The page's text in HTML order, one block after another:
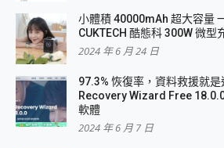
小體積 40000mAh 超大容量
CUKTECH 酷態科 300W 微型
2024 年 6 月 24 日
97.3% 恢復率，資料救援就
Recovery Wizard Free
軟體
2024 年 6 月 7 日